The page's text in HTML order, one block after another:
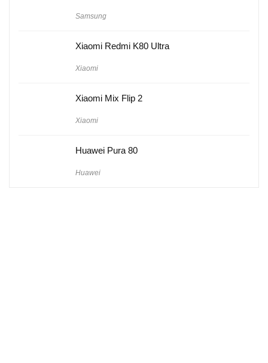
Samsung
Xiaomi Redmi K80 Ultra
Xiaomi
Xiaomi Mix Flip 2
Xiaomi
Huawei Pura 80
Huawei